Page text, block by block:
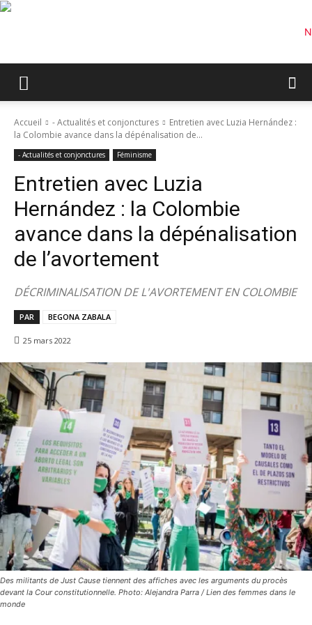
Accueil - Actualités et conjonctures
Entretien avec Luzia Hernández :
la Colombie avance dans la dépénalisation de...
- Actualités et conjonctures Féminisme
Entretien avec Luzia
Hernández : la Colombie
avance dans la dépénalisation
de l’avortement
DÉCRIMINALISATION DE L'AVORTEMENT EN COLOMBIE
PAR BEGONA ZABALA
25 mars 2022
Des militants de Just Cause tiennent des affiches avec les arguments du procès
devant la Cour constitutionnelle. Photo: Alejandra Parra / Lien des femmes dans le
monde